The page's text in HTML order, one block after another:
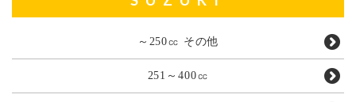
～250㏄ その他
251～400㏄